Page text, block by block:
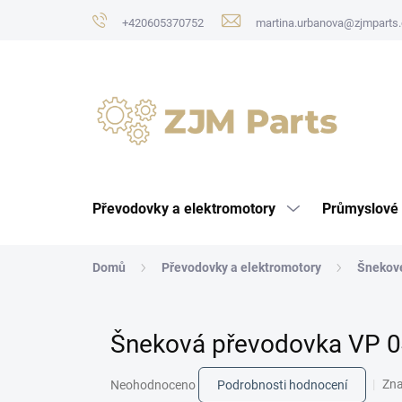
+420605370752
Převodovky a elektromotory
Domů Převodovky a elektromotory
Šneková převodovka VP
hodnocení
Neohodnoceno Podrobnosti hodnocení